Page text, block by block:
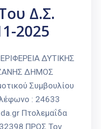
Δ.Σ.
2025
ΔΥΤΙΚΗΣ
ΔΗΜΟΣ
Συμβουλίου
: 24633
Πτολεμαΐδα
ΠΡΟΣ Τον